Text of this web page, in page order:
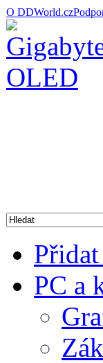
O DDWorld.cz
PC a